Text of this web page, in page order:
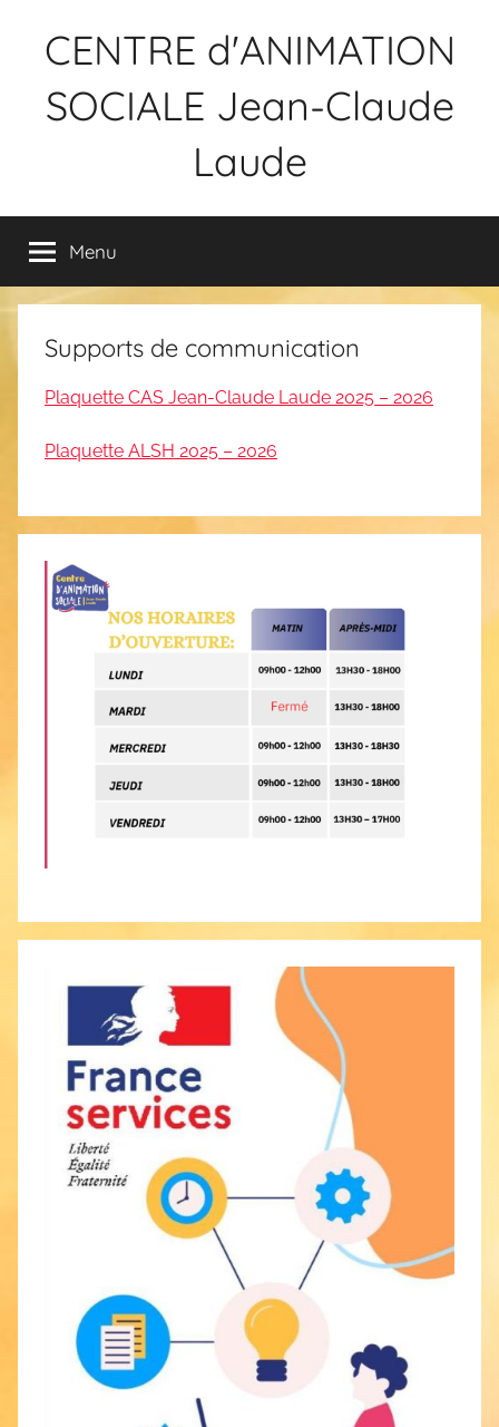
CENTRE d'ANIMATION
SOCIALE Jean-Claude
Laude
Menu
Supports de communication
Plaquette CAS Jean-Claude Laude 2025 – 2026
Plaquette ALSH 2025 – 2026